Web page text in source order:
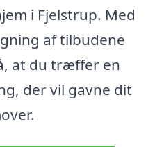
i Fjelstrup. Med
af tilbudene
at du træffer en
der vil gavne dit